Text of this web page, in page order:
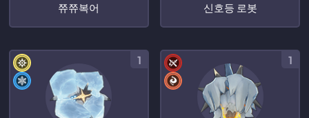
쮸쮸복어 신호등 로봇
1 1